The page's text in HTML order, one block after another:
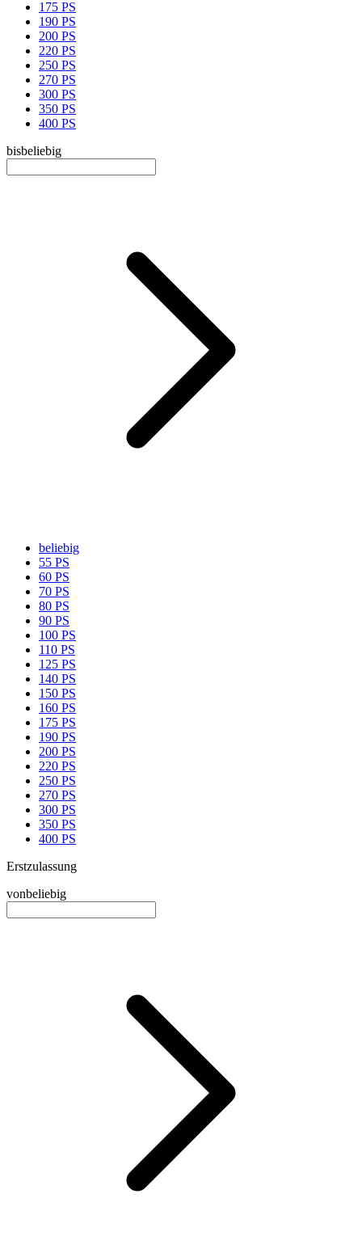
175 PS
190 PS
200 PS
220 PS
250 PS
270 PS
300 PS
350 PS
400 PS
bisbeliebig
beliebig
55 PS
60 PS
70 PS
80 PS
90 PS
100 PS
110 PS
125 PS
140 PS
150 PS
160 PS
175 PS
190 PS
200 PS
220 PS
250 PS
270 PS
300 PS
350 PS
400 PS
Erstzulassung
vonbeliebig